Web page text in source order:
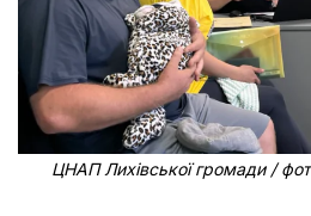
ЦНАП Лихівської громади /